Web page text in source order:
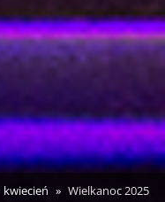
kwiecień Wielkanoc 2025